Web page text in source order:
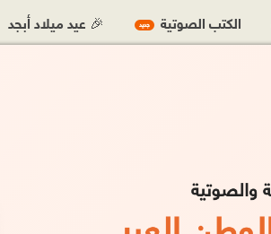
الكتب الصوتية جديد 🎉 عيد ميلاد أبجد